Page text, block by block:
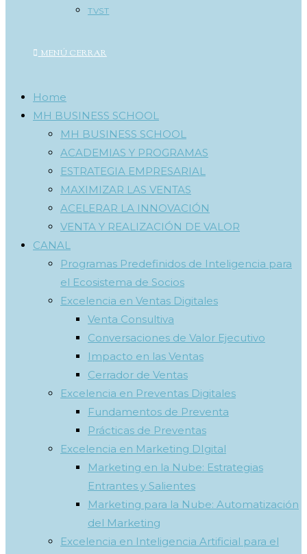
TVST
MENÚ CERRAR
Home
MH BUSINESS SCHOOL
MH BUSINESS SCHOOL
ACADEMIAS Y PROGRAMAS
ESTRATEGIA EMPRESARIAL
MAXIMIZAR LAS VENTAS
ACELERAR LA INNOVACIÓN
VENTA Y REALIZACIÓN DE VALOR
CANAL
Programas Predefinidos de Inteligencia para
el Ecosistema de Socios
Excelencia en Ventas Digitales
Venta Consultiva
Conversaciones de Valor Ejecutivo
Impacto en las Ventas
Cerrador de Ventas
Excelencia en Preventas Digitales
Fundamentos de Preventa
Prácticas de Preventas
Excelencia en Marketing DIgital
Marketing en la Nube: Estrategias
Entrantes y Salientes
Marketing para la Nube: Automatización
del Marketing
Excelencia en Inteligencia Artificial para el